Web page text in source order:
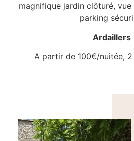
magnifique jardin clôturé, vue
parking
Ardaillers
A partir de 100€/nuitée,